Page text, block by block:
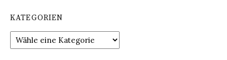
KATEGORIEN